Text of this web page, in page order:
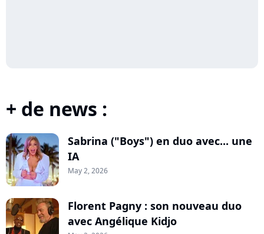
+ de news :
Sabrina ("Boys") en duo avec... une
IA
May 2, 2026
Florent Pagny : son nouveau duo
avec Angélique Kidjo